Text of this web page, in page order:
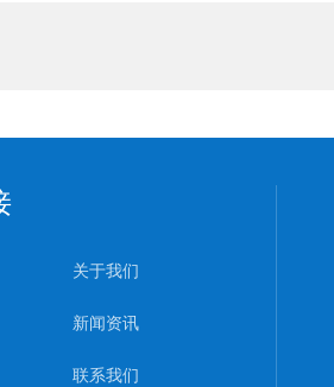
关于我们
新闻资讯
联系我们